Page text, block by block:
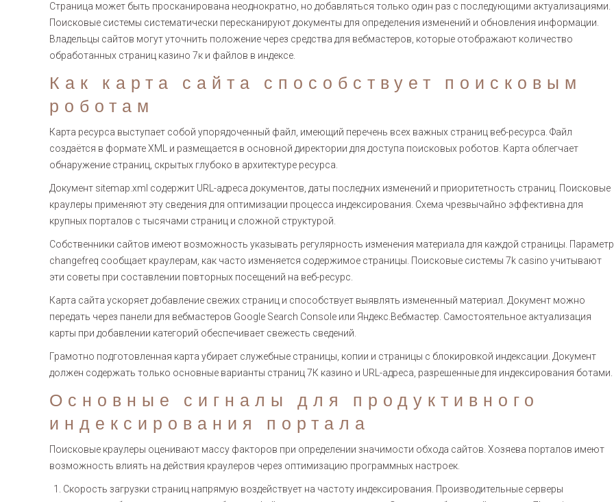
Страница может быть просканирована неоднократно, но добавляться только один раз с последующими актуализациями.
Поисковые системы систематически пересканируют документы для определения изменений и обновления информации.
Владельцы сайтов могут уточнить положение через средства для вебмастеров, которые отображают количество
обработанных страниц казино 7к и файлов в индексе.
Как карта сайта способствует поисковым
роботам
Карта ресурса выступает собой упорядоченный файл, имеющий перечень всех важных страниц веб-ресурса. Файл
создаётся в формате XML и размещается в основной директории для доступа поисковых роботов. Карта облегчает
обнаружение страниц, скрытых глубоко в архитектуре ресурса.
Документ sitemap.xml содержит URL-адреса документов, даты последних изменений и приоритетность страниц. Поисковые
краулеры применяют эту сведения для оптимизации процесса индексирования. Схема чрезвычайно эффективна для
крупных порталов с тысячами страниц и сложной структурой.
Собственники сайтов имеют возможность указывать регулярность изменения материала для каждой страницы. Параметр
changefreq сообщает краулерам, как часто изменяется содержимое страницы. Поисковые системы 7k casino учитывают
эти советы при составлении повторных посещений на веб-ресурс.
Карта сайта ускоряет добавление свежих страниц и способствует выявлять измененный материал. Документ можно
передать через панели для вебмастеров Google Search Console или Яндекс.Вебмастер. Самостоятельное актуализация
карты при добавлении категорий обеспечивает свежесть сведений.
Грамотно подготовленная карта убирает служебные страницы, копии и страницы с блокировкой индексации. Документ
должен содержать только основные варианты страниц 7К казино и URL-адреса, разрешенные для индексирования ботами.
Основные сигналы для продуктивного
индексирования портала
Поисковые краулеры оценивают массу факторов при определении значимости обхода сайтов. Хозяева порталов имеют
возможность влиять на действия краулеров через оптимизацию программных настроек.
Скорость загрузки страниц напрямую воздействует на частоту индексирования. Производительные серверы